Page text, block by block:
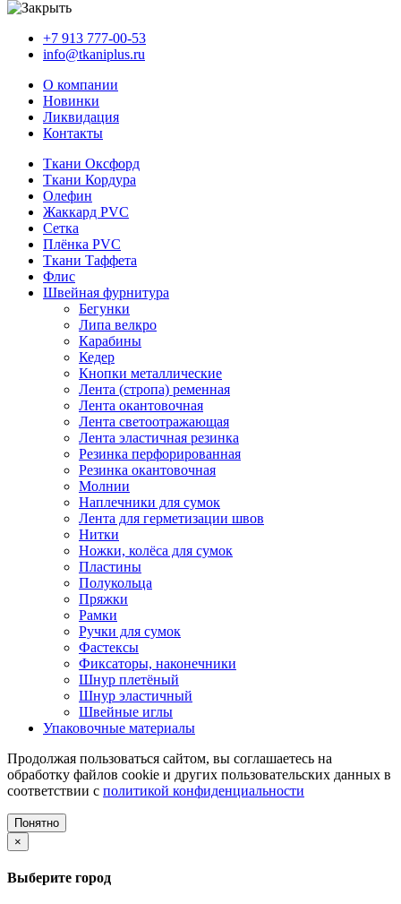
+7 913 777-00-53
info@tkaniplus.ru
О компании
Новинки
Ликвидация
Контакты
Ткани Оксфорд
Ткани Кордура
Олефин
Жаккард PVC
Сетка
Плёнка PVC
Ткани Таффета
Флис
Швейная фурнитура
Бегунки
Липа велкро
Карабины
Кедер
Кнопки металлические
Лента (стропа) ременная
Лента окантовочная
Лента светоотражающая
Лента эластичная резинка
Резинка перфорированная
Резинка окантовочная
Молнии
Наплечники для сумок
Лента для герметизации швов
Нитки
Ножки, колёса для сумок
Пластины
Полукольца
Пряжки
Рамки
Ручки для сумок
Фастексы
Фиксаторы, наконечники
Шнур плетёный
Шнур эластичный
Швейные иглы
Упаковочные материалы
Продолжая пользоваться сайтом, вы соглашаетесь на
обработку файлов cookie и других пользовательских данных в
соответствии с политикой конфиденциальности
Понятно
×
Выберите город